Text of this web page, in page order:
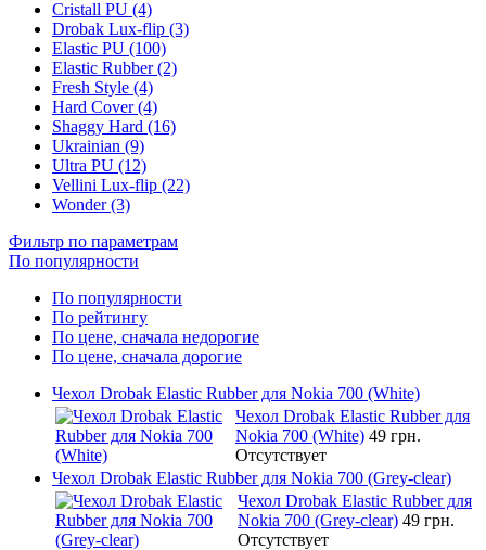
Cristall PU (4)
Drobak Lux-flip (3)
Elastic PU (100)
Elastic Rubber (2)
Fresh Style (4)
Hard Cover (4)
Shaggy Hard (16)
Ukrainian (9)
Ultra PU (12)
Vellini Lux-flip (22)
Wonder (3)
Фильтр по параметрам
По популярности
По популярности
По рейтингу
По цене, сначала недорогие
По цене, сначала дорогие
Чехол Drobak Elastic Rubber для Nokia 700 (White)
Чехол Drobak Elastic Rubber для
Nokia 700 (White) 49 грн.
Отсутствует
Чехол Drobak Elastic Rubber для Nokia 700 (Grey-clear)
Чехол Drobak Elastic Rubber для
Nokia 700 (Grey-clear) 49 грн.
Отсутствует